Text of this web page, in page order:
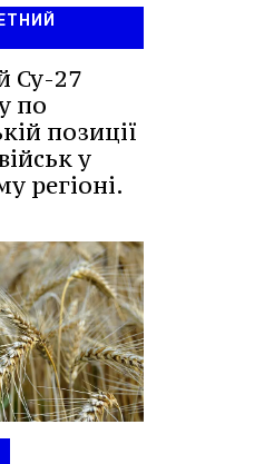
Су-27
по
позиції
у
регіоні.